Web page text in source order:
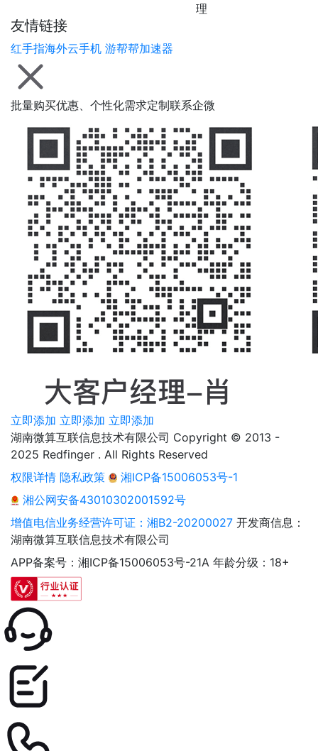
友情链接
红手指海外云手机 游帮帮加速器
理
批量购买优惠、个性化需求定制联系企微
立即添加 立即添加 立即添加
湖南微算互联信息技术有限公司 Copyright © 2013 -
2025 Redfinger . All Rights Reserved
权限详情 隐私政策
湘ICP备15006053号-1
湘公网安备43010302001592号
增值电信业务经营许可证：湘B2-20200027 开发商信息：
湖南微算互联信息技术有限公司
APP备案号：湘ICP备15006053号-21A 年龄分级：18+